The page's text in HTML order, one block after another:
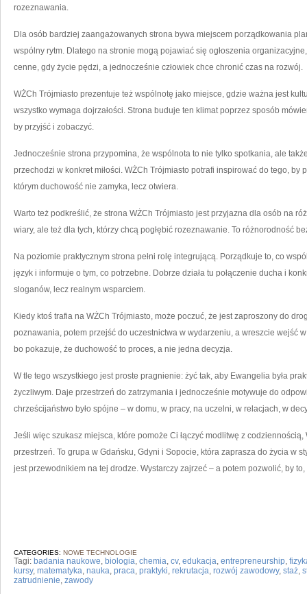
rozeznawania.
Dla osób bardziej zaangażowanych strona bywa miejscem porządkowania
wspólny rytm. Dlatego na stronie mogą pojawiać się ogłoszenia
cenne, gdy życie pędzi, a jednocześnie człowiek chce chronić czas na rozwój.
WŻCh Trójmiasto prezentuje też wspólnotę jako miejsce, gdzie ważna jest
wszystko wymaga dojrzałości. Strona buduje ten klimat poprzez sposób
by przyjść i zobaczyć.
Jednocześnie strona przypomina, że wspólnota to nie tylko spotkania, ale
przechodzi w konkret miłości. WŻCh Trójmiasto potrafi inspirować do tego, by
którym duchowość nie zamyka, lecz otwiera.
Warto też podkreślić, że strona WŻCh Trójmiasto jest przyjazna dla osób na
wiary, ale też dla tych, którzy chcą pogłębić rozeznawanie. To różnorodność
Na poziomie praktycznym strona pełni rolę integrującą. Porządkuje to, co
język i informuje o tym, co potrzebne. Dobrze działa tu połączenie ducha i
sloganów, lecz realnym wsparciem.
Kiedy ktoś trafia na WŻCh Trójmiasto, może poczuć, że jest zaproszony do
poznawania, potem przejść do uczestnictwa w wydarzeniu, a wreszcie wejść
bo pokazuje, że duchowość to proces, a nie jedna decyzja.
W tle tego wszystkiego jest proste pragnienie: żyć tak, aby Ewangelia była
życzliwym. Daje przestrzeń do zatrzymania i jednocześnie motywuje do
chrześcijaństwo było spójne – w domu, w pracy, na uczelni, w relacjach, w
Jeśli więc szukasz miejsca, które pomoże Ci łączyć modlitwę z
przestrzeń. To grupa w Gdańsku, Gdyni i Sopocie, która zaprasza do życia w
jest przewodnikiem na tej drodze. Wystarczy zajrzeć – a potem pozwolić, by
CATEGORIES: NOWE TECHNOLOGIE
Tagi: badania naukowe, biologia, chemia, cv, edukacja, entrepreneurship,
kursy, matematyka, nauka, praca, praktyki, rekrutacja, rozwój zawodowy, staż,
zatrudnienie, zawody